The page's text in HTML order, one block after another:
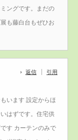
ングです。まだの
も藤白台もぜひお
返信 引用
います 設定からほ
はずです。住宅供
す カーテンのみで